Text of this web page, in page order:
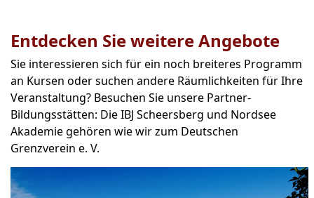
Entdecken Sie weitere Angebote
Sie interessieren sich für ein noch breiteres Programm
an Kursen oder suchen andere Räumlichkeiten für Ihre
Veranstaltung? Besuchen Sie unsere Partner-
Bildungsstätten: Die IBJ Scheersberg und Nordsee
Akademie gehören wie wir zum Deutschen
Grenzverein e. V.